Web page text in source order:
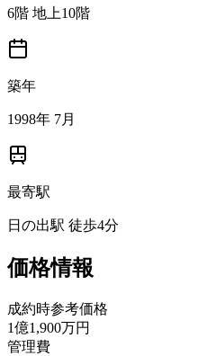
6階 地上10階
築年
1998年 7月
最寄駅
日の出駅 徒歩4分
価格情報
成約時参考価格
1億1,900万円
管理費